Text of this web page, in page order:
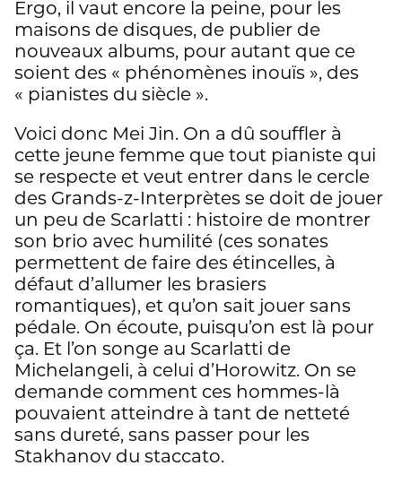
Ergo, il vaut encore la peine, pour les
maisons de disques, de publier de
nouveaux albums, pour autant que ce
soient des « phénomènes inouïs », des
« pianistes du siècle ».
Voici donc Mei Jin. On a dû souffler à
cette jeune femme que tout pianiste qui
se respecte et veut entrer dans le cercle
des Grands-z-Interprètes se doit de jouer
un peu de Scarlatti : histoire de montrer
son brio avec humilité (ces sonates
permettent de faire des étincelles, à
défaut d’allumer les brasiers
romantiques), et qu’on sait jouer sans
pédale. On écoute, puisqu’on est là pour
ça. Et l’on songe au Scarlatti de
Michelangeli, à celui d’Horowitz. On se
demande comment ces hommes-là
pouvaient atteindre à tant de netteté
sans dureté, sans passer pour les
Stakhanov du staccato.